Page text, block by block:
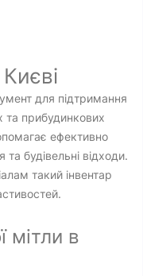
для підтримання
та прибудинкових
ефективно
та будівельні відходи.
такий інвентар
мітли в